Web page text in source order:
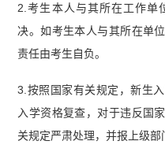
2.考生本人与其所在工作单
决。如考生本人与其所在单
责任由考生自负。
3.按照国家有关规定，新生
入学资格复查，对于违反国
关规定严肃处理，并报上级部